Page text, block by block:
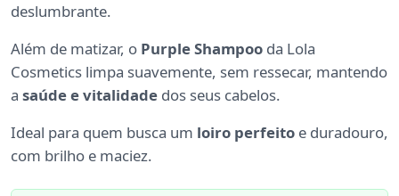
deslumbrante.
Além de matizar, o Purple Shampoo da Lola
Cosmetics limpa suavemente, sem ressecar, mantendo
a saúde e vitalidade dos seus cabelos.
Ideal para quem busca um loiro perfeito e duradouro,
com brilho e maciez.